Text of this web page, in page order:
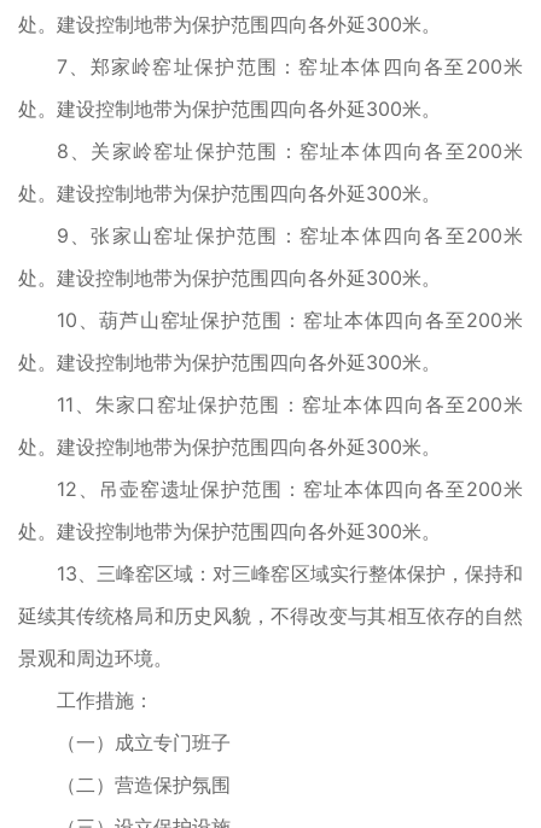
处。建设控制地带为保护范围四向各外延300米。
7、郑家岭窑址保护范围：窑址本体四向各至200米
处。建设控制地带为保护范围四向各外延300米。
8、关家岭窑址保护范围：窑址本体四向各至200米
处。建设控制地带为保护范围四向各外延300米。
9、张家山窑址保护范围：窑址本体四向各至200米
处。建设控制地带为保护范围四向各外延300米。
10、葫芦山窑址保护范围：窑址本体四向各至200米
处。建设控制地带为保护范围四向各外延300米。
11、朱家口窑址保护范围：窑址本体四向各至200米
处。建设控制地带为保护范围四向各外延300米。
12、吊壶窑遗址保护范围：窑址本体四向各至200米
处。建设控制地带为保护范围四向各外延300米。
13、三峰窑区域：对三峰窑区域实行整体保护，保持和
延续其传统格局和历史风貌，不得改变与其相互依存的自然
景观和周边环境。
工作措施：
（一）成立专门班子
（二）营造保护氛围